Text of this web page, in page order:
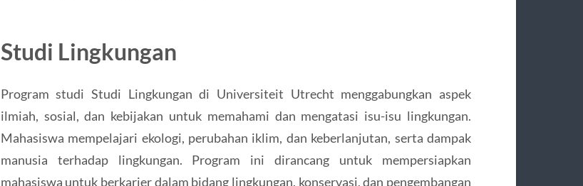
Studi Lingkungan
Program studi Studi Lingkungan di Universiteit Utrecht menggabungkan aspek
ilmiah, sosial, dan kebijakan untuk memahami dan mengatasi isu-isu lingkungan.
Mahasiswa mempelajari ekologi, perubahan iklim, dan keberlanjutan, serta dampak
manusia terhadap lingkungan. Program ini dirancang untuk mempersiapkan
mahasiswa untuk berkarier dalam bidang lingkungan, konservasi, dan pengembangan